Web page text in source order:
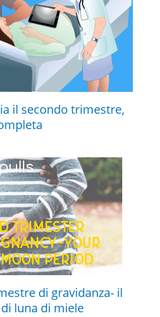
il secondo trimestre,
di gravidanza- il
luna di miele